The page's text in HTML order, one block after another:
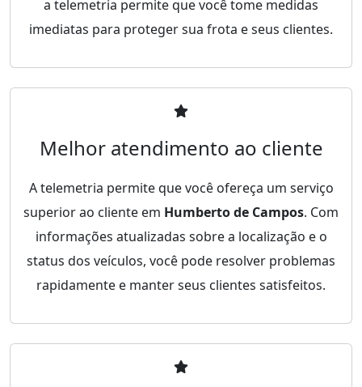
a telemetria permite que você tome medidas
imediatas para proteger sua frota e seus clientes.
Melhor atendimento ao cliente
A telemetria permite que você ofereça um serviço
superior ao cliente em Humberto de Campos. Com
informações atualizadas sobre a localização e o
status dos veículos, você pode resolver problemas
rapidamente e manter seus clientes satisfeitos.